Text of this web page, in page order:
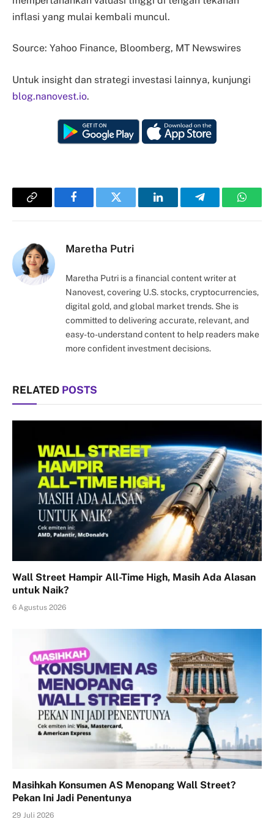
inflasi yang mulai kembali muncul.
Source: Yahoo Finance, Bloomberg, MT Newswires
Untuk insight dan strategi investasi lainnya, kunjungi
blog.nanovest.io.
Copy
FacebookTwitter LinkedInTelegram
Maretha Putri
Maretha Putri is a financial content writer at
Nanovest, covering U.S. stocks, cryptocurrencies,
digital gold, and global market trends. She is
committed to delivering accurate, relevant, and
easy-to-understand content to help readers make
more confident investment decisions.
RELATED POSTS
Wall Street Hampir All-Time High, Masih Ada Alasan
untuk Naik?
6 Agustus 2026
Masihkah Konsumen AS Menopang Wall Street?
Pekan Ini Jadi Penentunya
29 Juli 2026